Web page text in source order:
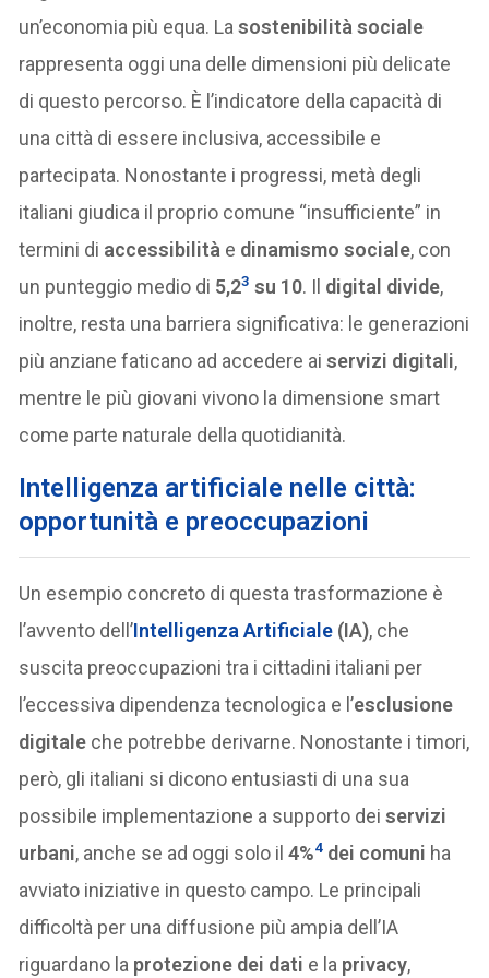
un’economia più equa. Lasostenibilità sociale
rappresenta oggi una delle dimensioni più delicate
di questo percorso. È l’indicatore della capacità di
una città di essere inclusiva, accessibile e
partecipata. Nonostante i progressi, metà degli
italiani giudica il proprio comune “insufficiente” in
termini di accessibilità e dinamismo sociale, con
un punteggio medio di 5,23 su 10. Il digital divide,
inoltre, resta una barriera significativa: le generazioni
più anziane faticano ad accedere aiservizi digitali,
mentre le più giovani vivono la dimensione smart
come parte naturale della quotidianità.
Intelligenza artificiale nelle città:
opportunità e preoccupazioni
Un esempio concreto di questa trasformazione è
l’avvento dell’Intelligenza Artificiale (IA), che
suscita preoccupazioni tra i cittadini italiani per
l’eccessiva dipendenza tecnologica e l’esclusione
digitale che potrebbe derivarne. Nonostante i timori,
però, gli italiani si dicono entusiasti di una sua
possibile implementazione a supporto deiservizi
urbani, anche se ad oggi solo il4%4 dei comuni ha
avviato iniziative in questo campo. Le principali
difficoltà per una diffusione più ampia dell’IA
riguardano la protezione dei dati e la privacy,